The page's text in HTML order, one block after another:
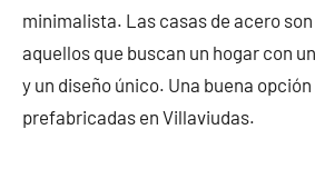
minimalista. Las casas de acero
aquellos que buscan un hogar con
y un diseño único. Una buena
prefabricadas en Villaviudas.